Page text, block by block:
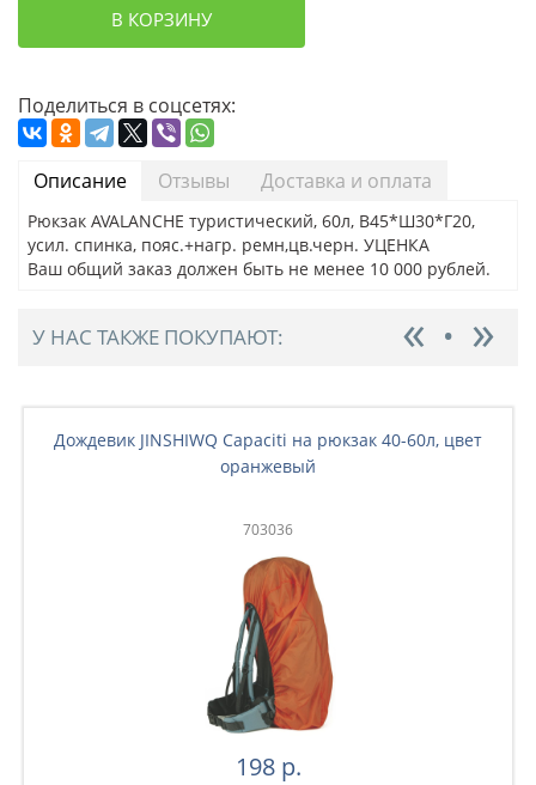
В КОРЗИНУ
Поделиться в соцсетях:
Описание Отзывы Доставка и оплата
Рюкзак AVALANCHE туристический, 60л, В45*Ш30*Г20,
усил. спинка, пояс.+нагр. ремн,цв.черн. УЦЕНКА
Ваш общий заказ должен быть не менее 10 000 рублей.
У НАС ТАКЖЕ ПОКУПАЮТ:
Дождевик JINSHIWQ Capaciti на рюкзак 40-60л, цвет
оранжевый
703036
198 р.